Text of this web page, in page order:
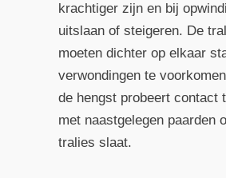
krachtiger zijn en bij
uitslaan of steigeren. De
moeten dichter op elkaar
verwondingen te
de hengst probeert contact
met naastgelegen paarden
tralies slaat.